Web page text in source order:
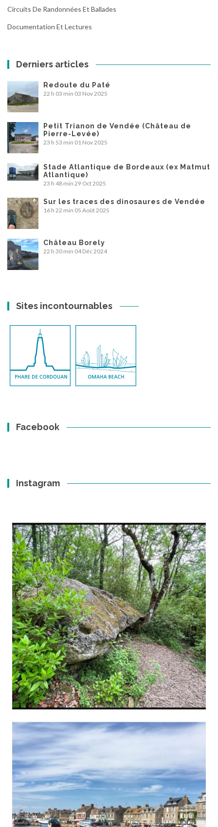
Circuits De Randonnées Et Ballades
Documentation Et Lectures
Derniers articles
Redoute du Paté
22 h 03 min 03 Nov 2025
Petit Trianon de Vendée (Château de
Pierre-Levée)
23 h 53 min 01 Nov 2025
Stade Atlantique de Bordeaux (ex Matmut
Atlantique)
23 h 48 min 29 Oct 2025
Sur les traces des dinosaures de Vendée
16 h 22 min 05 Août 2025
Château Borely
22 h 30 min 04 Déc 2024
Sites incontournables
Facebook
Instagram